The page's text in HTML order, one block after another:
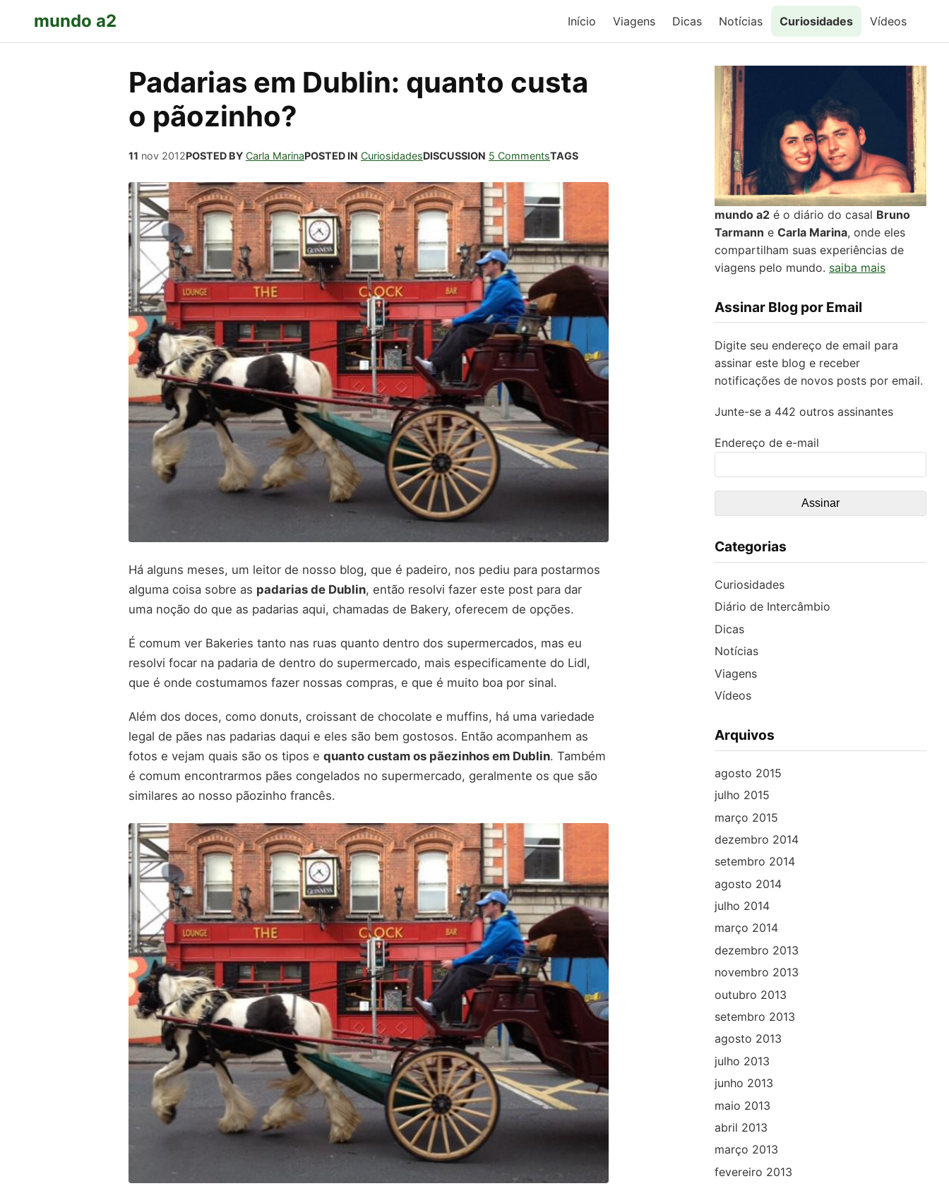
mundo a2 Início Viagens Dicas Notícias Curiosidades Vídeos
Padarias em Dublin: quanto custa
o pãozinho?
11 nov 2012POSTED BY Carla MarinaPOSTED IN CuriosidadesDISCUSSION 5 CommentsTAGS
Há alguns meses, um leitor de nosso blog, que é padeiro, nos pediu para postarmos
alguma coisa sobre as padarias de Dublin, então resolvi fazer este post para dar
uma noção do que as padarias aqui, chamadas de Bakery, oferecem de opções.
É comum ver Bakeries tanto nas ruas quanto dentro dos supermercados, mas eu
resolvi focar na padaria de dentro do supermercado, mais especificamente do Lidl,
que é onde costumamos fazer nossas compras, e que é muito boa por sinal.
Além dos doces, como donuts, croissant de chocolate e muffins, há uma variedade
legal de pães nas padarias daqui e eles são bem gostosos. Então acompanhem as
fotos e vejam quais são os tipos e quanto custam os pãezinhos em Dublin. Também
é comum encontrarmos pães congelados no supermercado, geralmente os que são
similares ao nosso pãozinho francês.
mundo a2 é o diário do casal Bruno
Tarmann e Carla Marina, onde eles
compartilham suas experiências de
viagens pelo mundo. saiba mais
Assinar Blog por Email
Digite seu endereço de email para
assinar este blog e receber
notificações de novos posts por email.
Junte-se a 442 outros assinantes
Endereço de e-mail
Categorias
Curiosidades
Diário de Intercâmbio
Dicas
Notícias
Viagens
Vídeos
Arquivos
agosto 2015
julho 2015
março 2015
dezembro 2014
setembro 2014
agosto 2014
julho 2014
março 2014
dezembro 2013
novembro 2013
outubro 2013
setembro 2013
agosto 2013
julho 2013
junho 2013
maio 2013
abril 2013
março 2013
fevereiro 2013